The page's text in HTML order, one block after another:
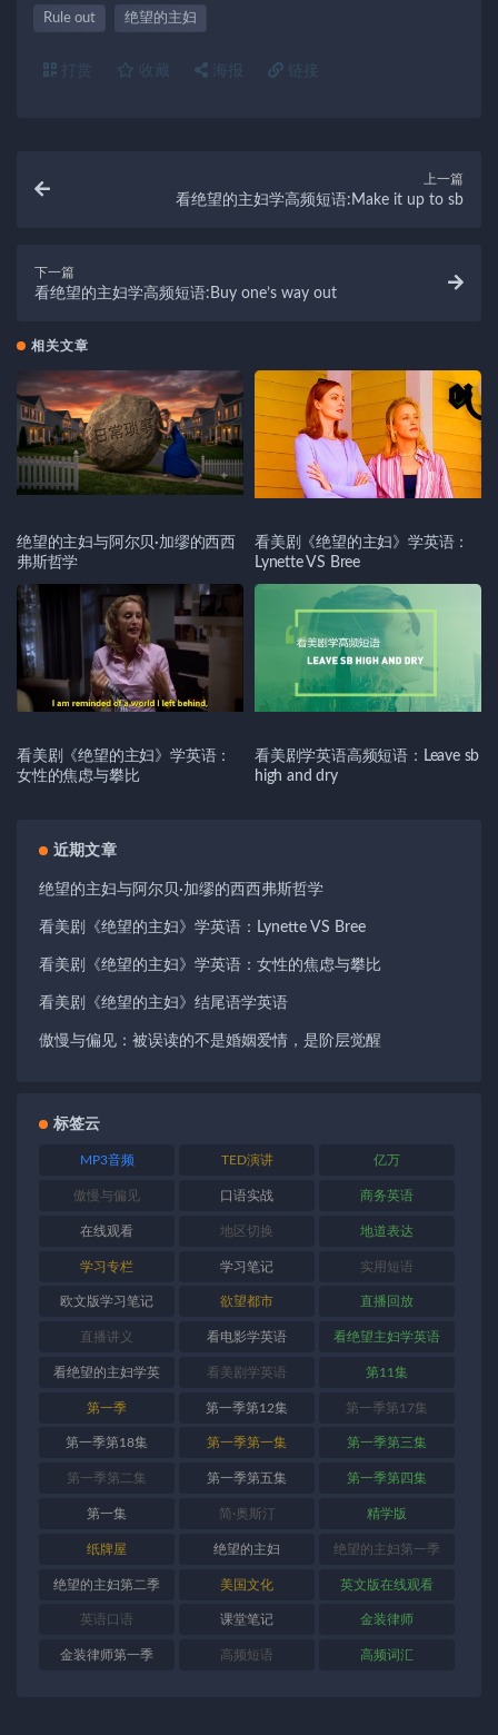
Rule out 绝望的主妇
打赏 收藏 海报 链接
上一篇
看绝望的主妇学高频短语:Make it up to sb
下一篇
看绝望的主妇学高频短语:Buy one’s way out
相关文章
绝望的主妇与阿尔贝·加缪的西西
弗斯哲学
看美剧《绝望的主妇》学英语：
Lynette VS Bree
看美剧《绝望的主妇》学英语：
女性的焦虑与攀比
看美剧学英语高频短语：Leave sb
high and dry
近期文章
绝望的主妇与阿尔贝·加缪的西西弗斯哲学
看美剧《绝望的主妇》学英语：Lynette VS Bree
看美剧《绝望的主妇》学英语：女性的焦虑与攀比
看美剧《绝望的主妇》结尾语学英语
傲慢与偏见：被误读的不是婚姻爱情，是阶层觉醒
标签云
MP3音频 TED演讲 亿万
傲慢与偏见 口语实战 商务英语
在线观看 地区切换 地道表达
学习专栏 学习笔记 实用短语
欧文版学习笔记 欲望都市 直播回放
直播讲义 看电影学英语 看绝望主妇学英语
看绝望的主妇学英
语
看美剧学英语 第11集
第一季 第一季第12集 第一季第17集
第一季第18集 第一季第一集 第一季第三集
第一季第二集 第一季第五集 第一季第四集
第一集 简·奥斯汀 精学版
纸牌屋 绝望的主妇 绝望的主妇第一季
绝望的主妇第二季 美国文化 英文版在线观看
英语口语 课堂笔记 金装律师
金装律师第一季 高频短语 高频词汇